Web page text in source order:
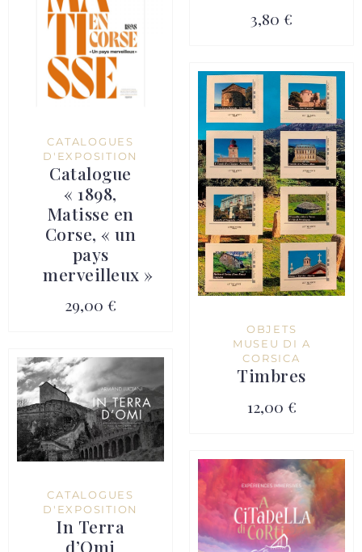
3,80 €
CATALOGUES
D'EXPOSITION
Catalogue
« 1898,
Matisse en
Corse, « un
pays
merveilleux »
29,00 €
OBJETS
MUSEU DI A
CORSICA
Timbres
12,00 €
CATALOGUES
D'EXPOSITION
In Terra
d’Omi